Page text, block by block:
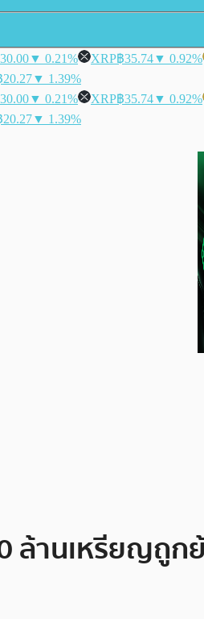
▼ 0.21% XRP฿35.74▼ 0.92%
20.27▼ 1.39%
▼ 0.21% XRP฿35.74▼ 0.92%
20.27▼ 1.39%
ล้านเหรียญถู